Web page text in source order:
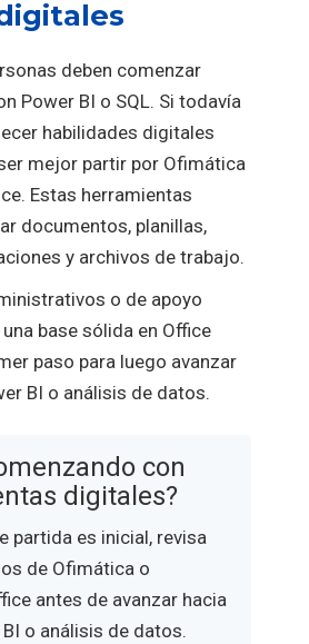
deben comenzar
Power BI o SQL. Si todavía
habilidades digitales
mejor partir por Ofimática
Estas herramientas
documentos, planillas,
y archivos de trabajo.
o de apoyo
base sólida en Office
paso para luego avanzar
BI o análisis de datos.
con
digitales?
partida es inicial, revisa
de Ofimática o
antes de avanzar hacia
BI o análisis de datos.